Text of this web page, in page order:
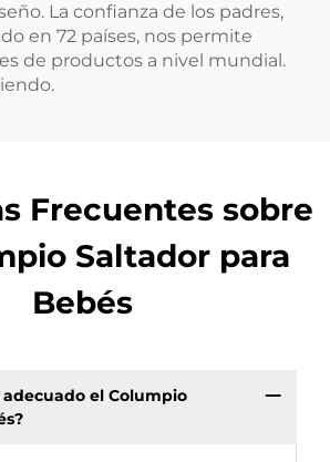
La confianza de los padres,
en 72 países, nos permite
de productos a nivel mundial.
Frecuentes sobre
Saltador para
Bebés
adecuado el Columpio